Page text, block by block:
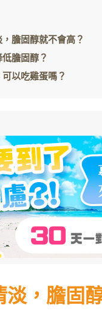
膽固醇就不會高？
膽固醇？
以吃雞蛋嗎？
，膽固